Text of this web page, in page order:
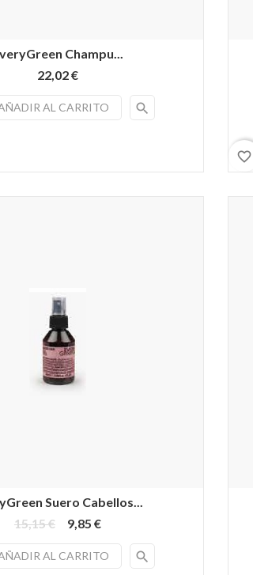
Champu...
22,02 €
AL CARRITO search
favorite_border
Suero Cabellos...
15,15 €
9,85 €
AL CARRITO search